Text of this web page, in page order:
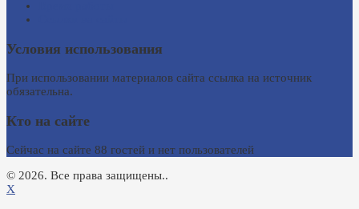
Условия использования
При использовании материалов сайта ссылка на источник
обязательна.
Кто на сайте
Сейчас на сайте 88 гостей и нет пользователей
© 2026. Все права защищены..
X